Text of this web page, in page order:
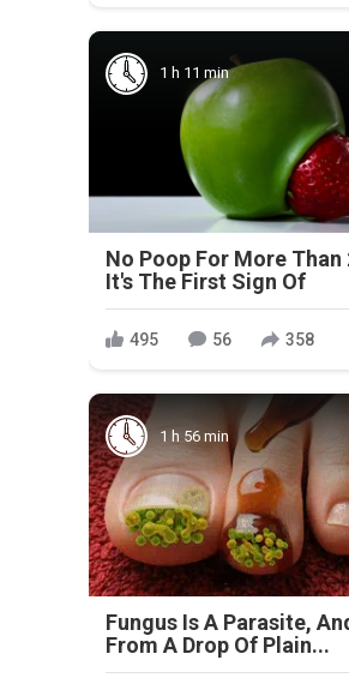
1 h 11 min
No Poop For More Than
It's The First Sign Of
495 56 358
1 h 56 min
Fungus Is A Parasite,
From A Drop Of Plain...